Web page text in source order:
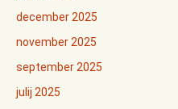
december 2025
november 2025
september 2025
julij 2025